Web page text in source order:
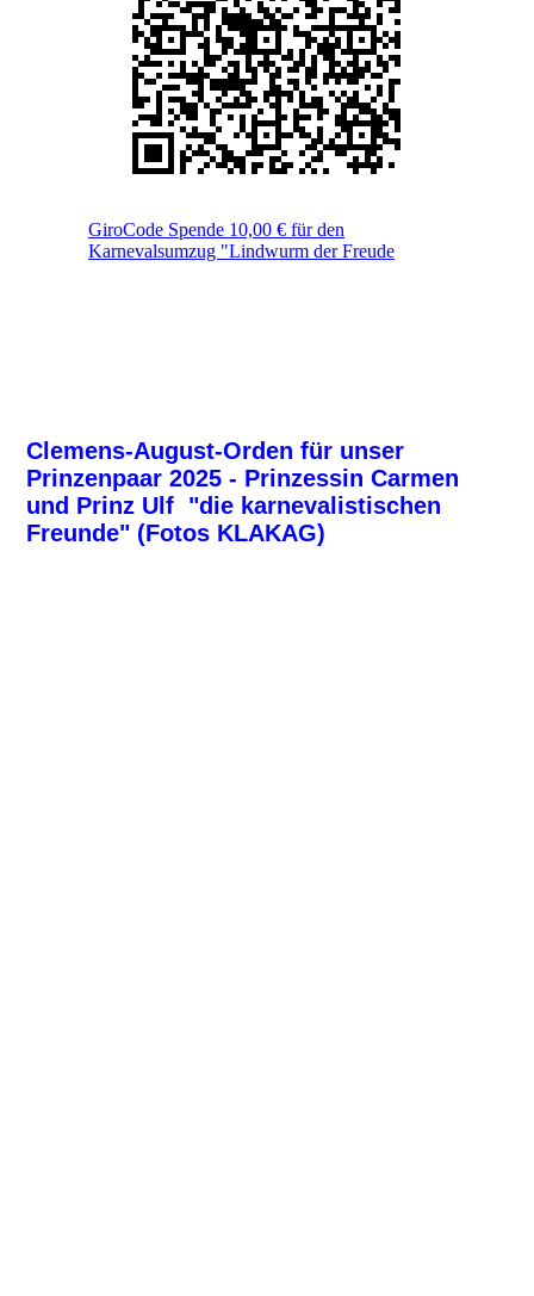
GiroCode Spende 10,00 € für den
Karnevalsumzug "Lindwurm der Freude
Clemens-August-Orden für unser
Prinzenpaar 2025 - Prinzessin Carmen
und Prinz Ulf "die karnevalistischen
Freunde" (Fotos KLAKAG)